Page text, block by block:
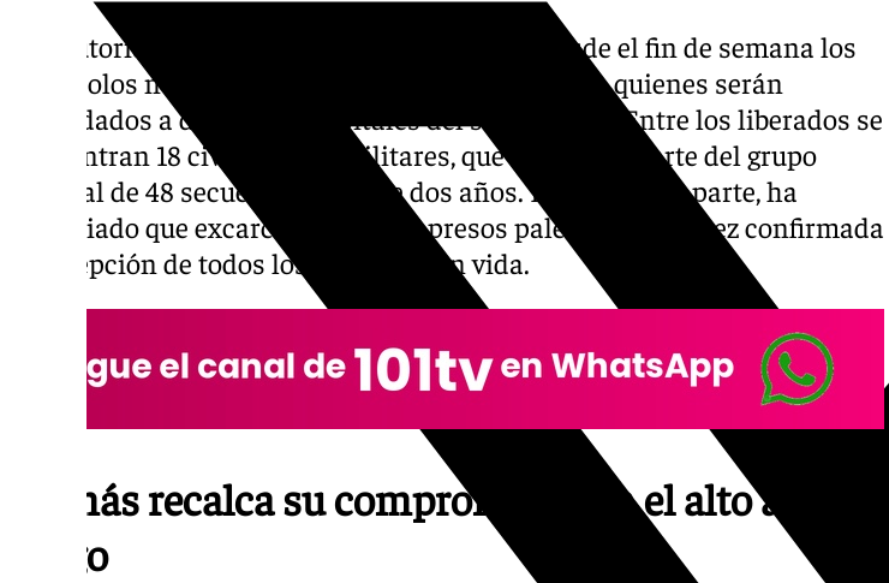
Las autoridades israelíes habían preparado desde el fin de semana los
protocolos necesarios para recibir a los liberados, quienes serán
trasladados a distintos hospitales del sur del país. Entre los liberados se
encuentran 18 civiles y dos militares, que formaban parte del grupo
original de 48 secuestrados hace dos años. Israel, por su parte, ha
anunciado que excarcelará a 1.966 presos palestinos una vez confirmada
la recepción de todos los cautivos con vida.
Hamás recalca su compromiso con el alto al
fuego